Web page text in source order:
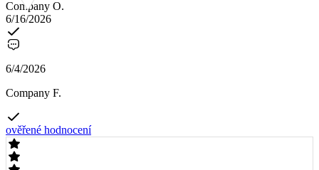
Company O.
6/16/2026
6/4/2026
Company F.
ověřené hodnocení